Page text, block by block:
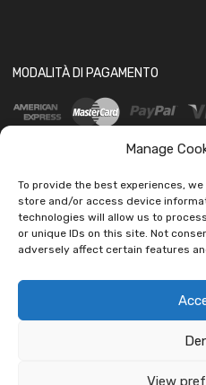
Manage
To provide the best experiences,
store and/or access device
technologies will allow us to
or unique IDs on this site. Not
adversely affect certain features
View
MODALITÀ DI PAGAMENTO
SOCIAL
Ledautoshop